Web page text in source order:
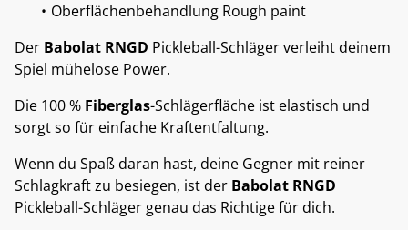
Oberflächenbehandlung Rough paint
Der Babolat RNGD Pickleball-Schläger verleiht deinem
Spiel mühelose Power.
Die 100 % Fiberglas-Schlägerfläche ist elastisch und
sorgt so für einfache Kraftentfaltung.
Wenn du Spaß daran hast, deine Gegner mit reiner
Schlagkraft zu besiegen, ist der Babolat RNGD
Pickleball-Schläger genau das Richtige für dich.